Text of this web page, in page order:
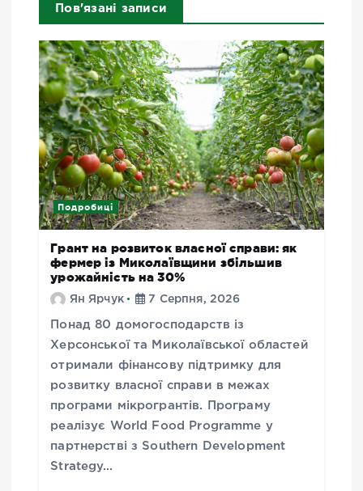
Пов'язані записи
Подробиці
Грант на розвиток власної справи: як
фермер із Миколаївщини збільшив
урожайність на 30%
Ян Ярчук 7 Серпня, 2026
Понад 80 домогосподарств із
Херсонської та Миколаївської областей
отримали фінансову підтримку для
розвитку власної справи в межах
програми мікрогрантів. Програму
реалізує World Food Programme у
партнерстві з Southern Development
Strategy…